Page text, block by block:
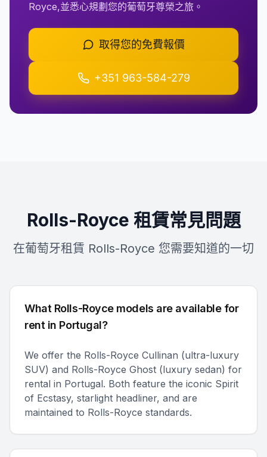
Royce,並悉心規劃您的葡萄牙尊榮之旅。
取得您的免費報價
+351 963-584-279
Rolls-Royce 租賃常見問題
在葡萄牙租賃 Rolls-Royce 您需要知道的一切
What Rolls-Royce models are available for
rent in Portugal?
We offer the Rolls-Royce Cullinan (ultra-luxury
SUV) and Rolls-Royce Ghost (luxury sedan) for
rental in Portugal. Both feature the iconic Spirit
of Ecstasy, starlight headliner, and are
maintained to Rolls-Royce standards.